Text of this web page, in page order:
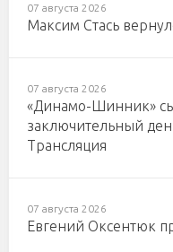
07 августа 2026
Максим Стась
07 августа 2026
«Динамо-Шинник»
заключительный
Трансляция
07 августа 2026
Евгений Оксентюк